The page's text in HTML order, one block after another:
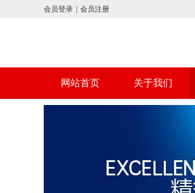
会员登录 会员注册
网站首页 关于我们